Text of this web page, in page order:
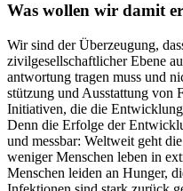
Was wollen wir damit
Wir sind der Über­zeugung,
zivil­gesell­schaftlicher Ebene
antwortung tragen muss und
stützung und Aus­stattung von
Initiativen, die die
Denn die Er­folge der
und mess­bar: Welt­weit geht
weniger Menschen leben in
Menschen leiden an Hunger,